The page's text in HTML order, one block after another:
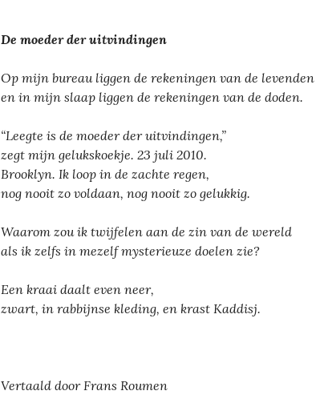
De moeder der uitvindingen
Op mijn bureau liggen de rekeningen van de levenden
en in mijn slaap liggen de rekeningen van de doden.
“Leegte is de moeder der uitvindingen,”
zegt mijn gelukskoekje. 23 juli 2010.
Brooklyn. Ik loop in de zachte regen,
nog nooit zo voldaan, nog nooit zo gelukkig.
Waarom zou ik twijfelen aan de zin van de wereld
als ik zelfs in mezelf mysterieuze doelen zie?
Een kraai daalt even neer,
zwart, in rabbijnse kleding, en krast Kaddisj.
Vertaald door Frans Roumen